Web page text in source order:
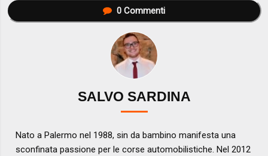
0Commenti
SALVO SARDINA
Nato a Palermo nel 1988, sin da bambino manifesta una
sconfinata passione per le corse automobilistiche. Nel 2012